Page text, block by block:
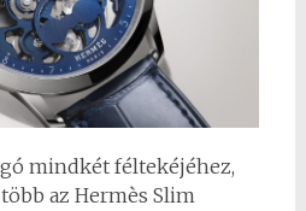
mindkét féltekéjéhez,
az Hermès Slim